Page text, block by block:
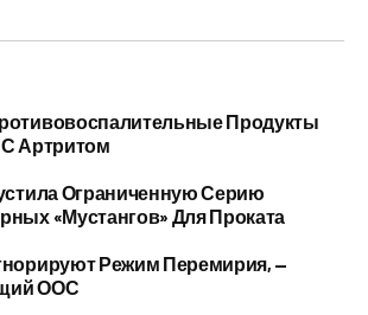
Продукты
Артритом
Ограниченную Серию
«Мустангов» Для Проката
Режим Перемирия, —
ООС